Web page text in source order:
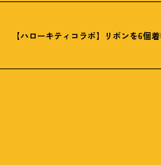
【ハローキティコラボ】リボンを6個